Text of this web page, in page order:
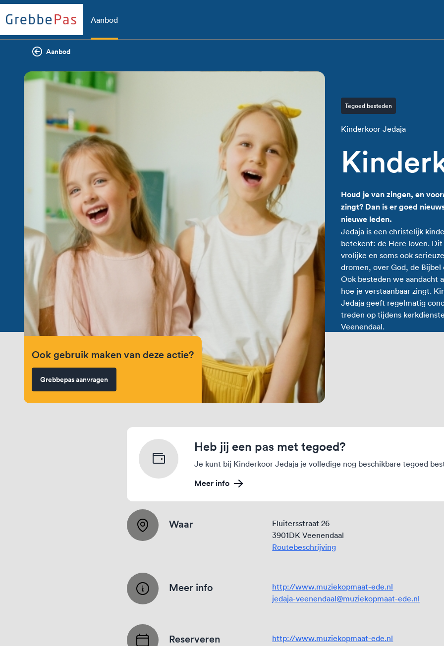
Aanbod
Aanbod
Tegoed besteden
Kinderkoor Jedaja
Houd je van zingen, en
zingt? Dan is er goed
nieuwe leden.
Jedaja is een christelijk
betekent: de Here loven.
vrolijke en soms ook
dromen, over God, de Bijbel
Ook besteden we aandacht
hoe je verstaanbaar zingt.
Jedaja geeft regelmatig
treden op tijdens
Veenendaal.
Ook gebruik maken van deze actie?
Grebbepas aanvragen
Heb jij een pas met tegoed?
Je kunt bij Kinderkoor Jedaja je volledige nog beschikbare tegoed
Meer info
Waar
Fluitersstraat 26
3901DK Veenendaal
Routebeschrijving
Meer info
http://www.muziekopmaat-ede.nl
jedaja-veenendaal@muziekopmaat-ede.nl
Reserveren
http://www.muziekopmaat-ede.nl